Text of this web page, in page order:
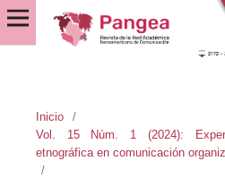
Inicio /
Vol. 15 Núm. 1 (2024):
etnográfica en comunicación
/